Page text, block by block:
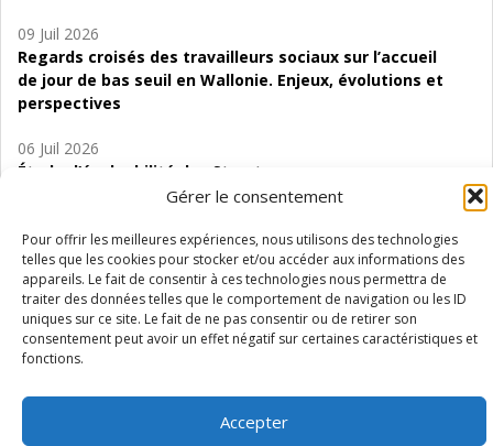
Gérer le consentement
Pour offrir les meilleures expériences, nous utilisons des technologies
telles que les cookies pour stocker et/ou accéder aux informations des
appareils. Le fait de consentir à ces technologies nous permettra de
traiter des données telles que le comportement de navigation ou les ID
uniques sur ce site. Le fait de ne pas consentir ou de retirer son
consentement peut avoir un effet négatif sur certaines caractéristiques et
fonctions.
Accepter
09 Juil 2026
Regards croisés des travailleurs sociaux sur l’accueil
de jour de bas seuil en Wallonie. Enjeux, évolutions et
perspectives
06 Juil 2026
Étude d’évaluabilité des Structures
d’accompagnement à l’autocréation d’emploi (SAACE)
01 Juil 2026
Pénurie du personnel infirmier :quels indicateurs
d’offre de soins pour comprendre la situation en
Wallonie ?
Médiateur Accessibilité